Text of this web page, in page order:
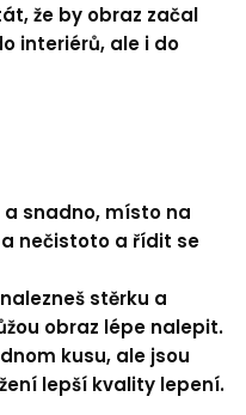
že by obraz začal
interiérů, ale i do
snadno, místo na
nečistoto a řídit se
stěrku a
obraz lépe nalepit.
kusu, ale jsou
lepší kvality lepení.